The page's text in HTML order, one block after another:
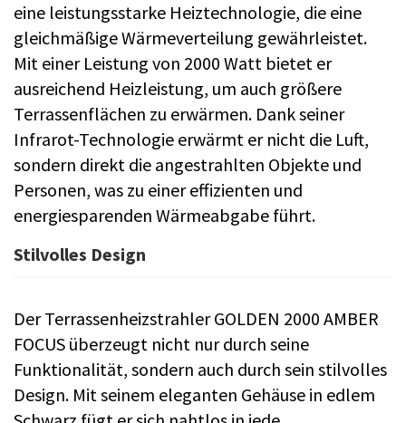
eine leistungsstarke Heiztechnologie, die eine
gleichmäßige Wärmeverteilung gewährleistet.
Mit einer Leistung von 2000 Watt bietet er
ausreichend Heizleistung, um auch größere
Terrassenflächen zu erwärmen. Dank seiner
Infrarot-Technologie erwärmt er nicht die Luft,
sondern direkt die angestrahlten Objekte und
Personen, was zu einer effizienten und
energiesparenden Wärmeabgabe führt.
Stilvolles Design
Der Terrassenheizstrahler GOLDEN 2000 AMBER
FOCUS überzeugt nicht nur durch seine
Funktionalität, sondern auch durch sein stilvolles
Design. Mit seinem eleganten Gehäuse in edlem